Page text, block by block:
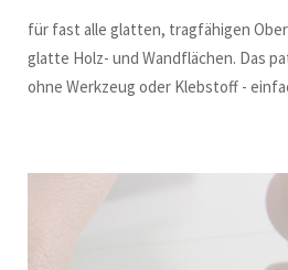
für fast alle glatten, tragfähigen
glatte Holz- und Wandflächen. Das
ohne Werkzeug oder Klebstoff -